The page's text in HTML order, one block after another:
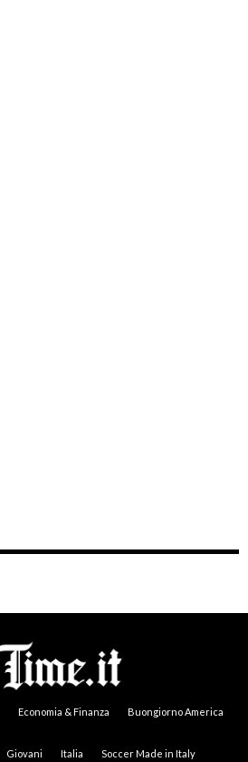
Economia & Finanza Buongiorno America
Giovani Italia Soccer Made in Italy